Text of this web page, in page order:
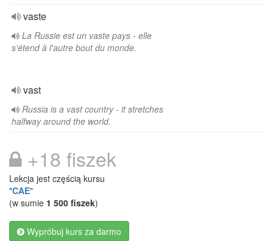
vaste
La Russie est un vaste pays - elle
s'étend à l'autre bout du monde.
vast
Russia is a vast country - it stretches
halfway around the world.
+18 fiszek
Lekcja jest częścią kursu
"CAE"
(w sumie 1 500 fiszek)
Wypróbuj kurs za darmo